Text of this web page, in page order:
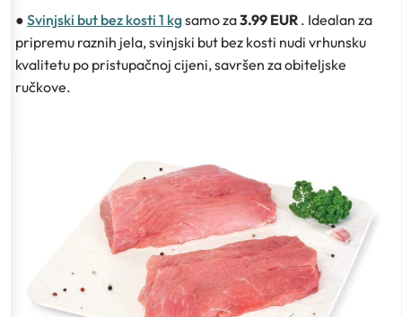
● Svinjski but bez kosti 1 kgsamo za3.99 EUR . Idealan za
pripremu raznih jela, svinjski but bez kosti nudi vrhunsku
kvalitetu po pristupačnoj cijeni, savršen za obiteljske
ručkove.